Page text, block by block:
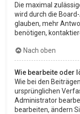
Die maximal
wird durch die
glauben, mehr
benötigen,
Nach oben
Wie bearbeite oder
Wie bei den
ursprünglichen
Administrator
bearbeiten, ändern